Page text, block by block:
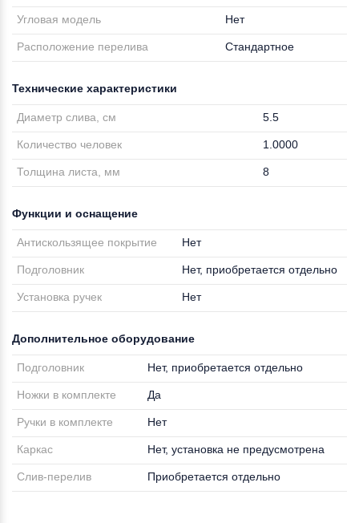
Угловая модель Нет
Расположение перелива Стандартное
Технические характеристики
Диаметр слива, см 5.5
Количество человек 1.0000
Толщина листа, мм 8
Функции и оснащение
Антискользящее покрытие Нет
Подголовник Нет, приобретается отдельно
Установка ручек Нет
Дополнительное оборудование
Подголовник Нет, приобретается отдельно
Ножки в комплекте Да
Ручки в комплекте Нет
Каркас Нет, установка не предусмотрена
Слив-перелив Приобретается отдельно